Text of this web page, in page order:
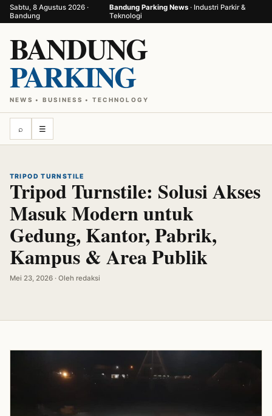
Sabtu, 8 Agustus 2026 ·
Bandung
Bandung Parking News· Industri Parkir &
Teknologi
BANDUNG
PARKING
NEWS • BUSINESS • TECHNOLOGY
⌕ ☰
TRIPOD TURNSTILE
Tripod Turnstile: Solusi Akses
Masuk Modern untuk
Gedung, Kantor, Pabrik,
Kampus & Area Publik
Mei 23, 2026 · Oleh redaksi